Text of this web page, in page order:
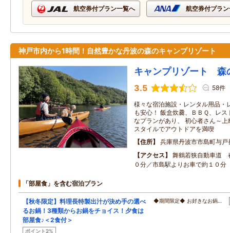
航空券付プラン一覧へ 航空券付プラ
神戸市内から1時間！自然豊かな丹波の森のキャンプリゾート
キャンプリゾート 森
3.5 58件
様々な宿泊施設・レンタル用品・
も安心！ 飯盒炊爨、ＢＢＱ、レ
なプランがあり、 初心者さん～
スタイルでアウトドアを満喫
住所
兵庫県丹波市市島町与
アクセス
舞鶴若狭自動車道
０分／市島駅よりお車で約１０分
「部屋食」を含む宿泊プラン
【秋冬限定】料理長特製出汁が決め手の選べ
るお鍋！3種類からお鍋をチョイス！夕食は
部屋食♪＜2食付＞
ポイント2%
◆期間限定◆ お好きなお鍋…